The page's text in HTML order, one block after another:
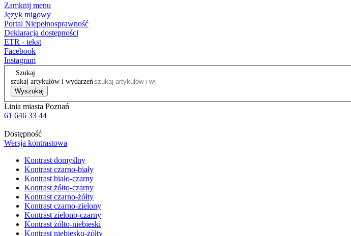
Zamknij menu
Język migowy
Portal Niepełnosprawność
Deklaracja dostępności
ETR - tekst
Facebook
Instagram
Szukaj
szukaj artykułów i wydarzeń
Wyszukaj
Linia miasta Poznań
61 646 33 44
Dostępność
Wersja kontrastowa
Kontrast domyślny
Kontrast czarno-biały
Kontrast biało-czarny
Kontrast żółto-czarny
Kontrast czarno-żółty
Kontrast czarno-zielony
Kontrast zielono-czarny
Kontrast żółto-niebieski
Kontrast niebiesko-żółty